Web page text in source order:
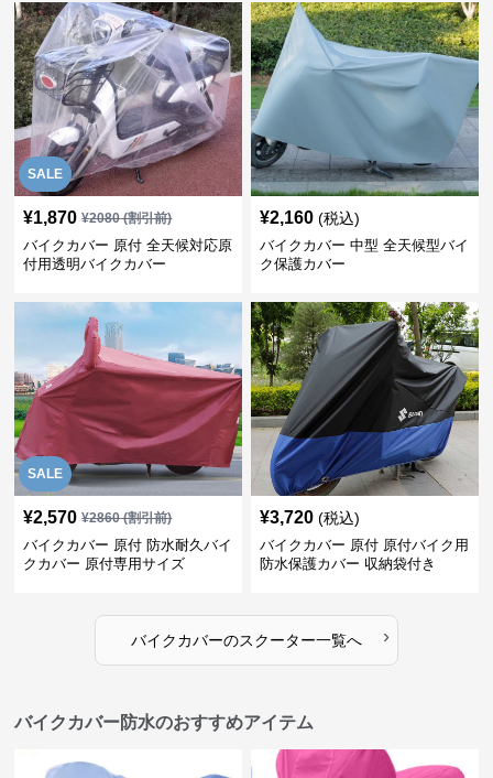
SALE
¥1,870 ¥2080(割引前)
バイクカバー 原付 全天候対応原
付用透明バイクカバー
¥2,160 (税込)
バイクカバー 中型 全天候型バイ
ク保護カバー
SALE
¥2,570 ¥2860(割引前)
バイクカバー 原付 防水耐久バイ
クカバー 原付専用サイズ
¥3,720 (税込)
バイクカバー 原付 原付バイク用
防水保護カバー 収納袋付き
バイクカバーのスクーター一覧へ ›
バイクカバー防水のおすすめアイテム